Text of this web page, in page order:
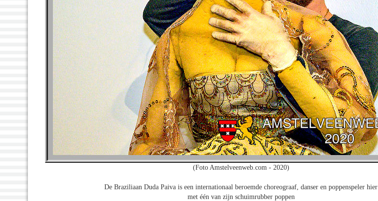
(Foto Amstelveenweb.com - 2020)
De Braziliaan Duda Paiva is een internationaal beroemde choreograaf, danser en poppenspeler hier
met één van zijn schuimrubber poppen